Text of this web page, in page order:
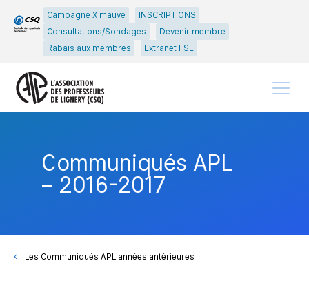
Passer
au
principal
Passer
au
Campagne X mauve
INSCRIPTIONS
Consultations/Sondages
Devenir membre
Rabais aux membres
Extranet FSE
Communiqués APL
– 2016-2017
Les Communiqués APL années antérieures